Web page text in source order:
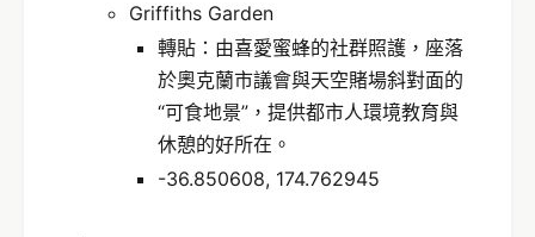
Griffiths Garden
轉貼：由喜愛蜜蜂的社群照護，座落
於奧克蘭市議會與天空賭場斜對面的
“可食地景”，提供都市人環境教育與
休憩的好所在。
-36.850608, 174.762945